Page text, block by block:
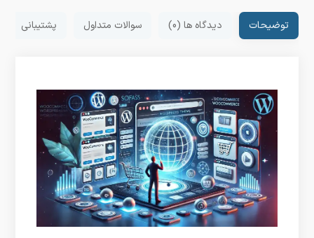
توضیحات دیدگاه ها (0) سوالات متداول پشتیبانی